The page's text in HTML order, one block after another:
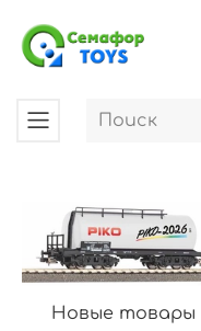
Новые товары